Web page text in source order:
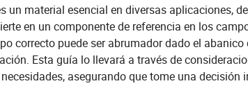
un material esencial en diversas aplicaciones,
en un componente de referencia en los
correcto puede ser abrumador dado el
Esta guía lo llevará a través de
asegurando que tome una decisión